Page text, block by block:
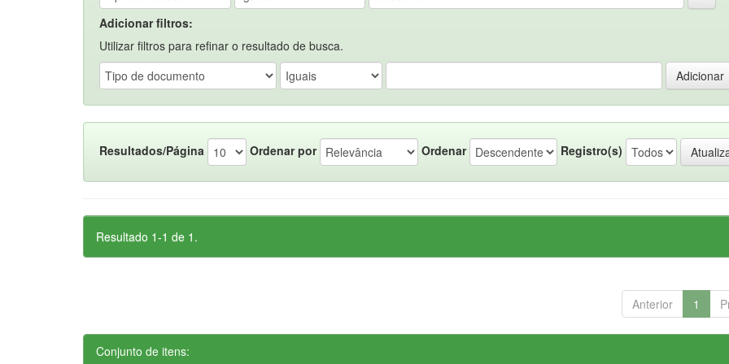
Adicionar filtros:
Utilizar filtros para refinar o resultado de busca.
Resultados/Página Ordenar por Ordenar Registro(s)
Resultado 1-1 de 1.
Anterior 1
Conjunto de itens: